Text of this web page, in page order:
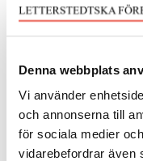
Denna webbplats
Vi använder
och annonserna till
för sociala medier
vidarebefordrar även
udvikling af vor
kontinenternes
Som medlem af
en central